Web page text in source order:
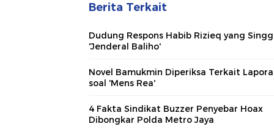
Berita Terkait
Dudung Respons Habib Rizieq yang
'Jenderal Baliho'
Novel Bamukmin Diperiksa Terkait
soal 'Mens Rea'
4 Fakta Sindikat Buzzer Penyebar Hoax
Dibongkar Polda Metro Jaya